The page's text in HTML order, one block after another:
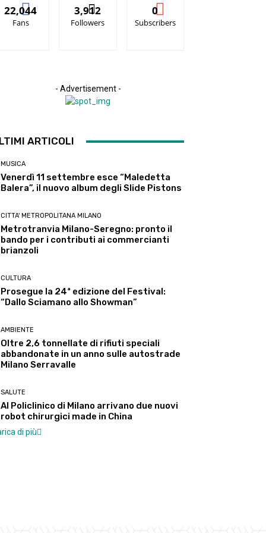
22,044
Fans
3,912
Followers
0
Subscribers
- Advertisement -
ARTICOLI
MUSICA
Venerdì 11 settembre esce “Maledetta
Balera”, il nuovo album degli Slide Pistons
CITTA' METROPOLITANA MILANO
Metrotranvia Milano-Seregno: pronto il
bando per i contributi ai commercianti
brianzoli
CULTURA
Prosegue la 24ª edizione del Festival:
“Dallo Sciamano allo Showman”
AMBIENTE
Oltre 2,6 tonnellate di rifiuti speciali
abbandonate in un anno sulle autostrade
Milano Serravalle
SALUTE
Al Policlinico di Milano arrivano due nuovi
robot chirurgici made in China
di più